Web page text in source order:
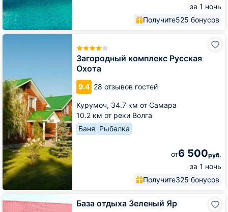
за 1 ночь
Получите525 бонусов
Загородный комплекс Русская
Охота
9.4 28 отзывов гостей
Курумоч, 34.7 км от Самара
10.2 км от реки Волга
Баня Рыбалка
от6 500руб.
за 1 ночь
Получите325 бонусов
Загородный
База отдыха Зеленый Яр
База
отдыха